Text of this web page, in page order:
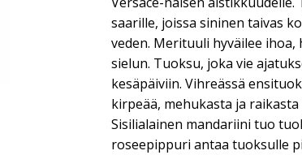
saarille, joissa sininen taivas
veden. Merituuli hyväilee
sielun. Tuoksu, joka vie
kesäpäiviin. Vihreässä
kirpeää, mehukasta ja
Sisilialainen mandariini tuo
roseepippuri antaa tuoksulle